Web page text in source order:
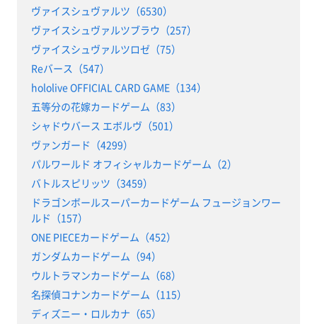
ヴァイスシュヴァルツ（6530）
ヴァイスシュヴァルツブラウ（257）
ヴァイスシュヴァルツロゼ（75）
Reバース（547）
hololive OFFICIAL CARD GAME（134）
五等分の花嫁カードゲーム（83）
シャドウバース エボルヴ（501）
ヴァンガード（4299）
パルワールド オフィシャルカードゲーム（2）
バトルスピリッツ（3459）
ドラゴンボールスーパーカードゲーム フュージョンワー
ルド（157）
ONE PIECEカードゲーム（452）
ガンダムカードゲーム（94）
ウルトラマンカードゲーム（68）
名探偵コナンカードゲーム（115）
ディズニー・ロルカナ（65）